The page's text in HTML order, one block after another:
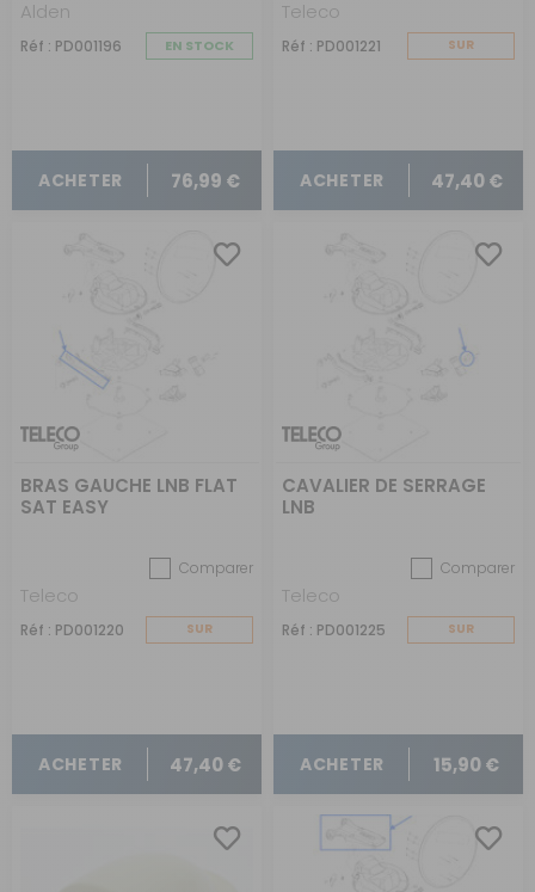
Alden
Réf : PD001196 EN STOCK
ACHETER 76,99 €
Teleco
Réf : PD001221
SUR
ACHETER 47,40 €
BRAS GAUCHE LNB FLAT
SAT EASY
Comparer
Teleco
Réf : PD001220
SUR
ACHETER 47,40 €
CAVALIER DE SERRAGE
LNB
Comparer
Teleco
Réf : PD001225
SUR
ACHETER 15,90 €